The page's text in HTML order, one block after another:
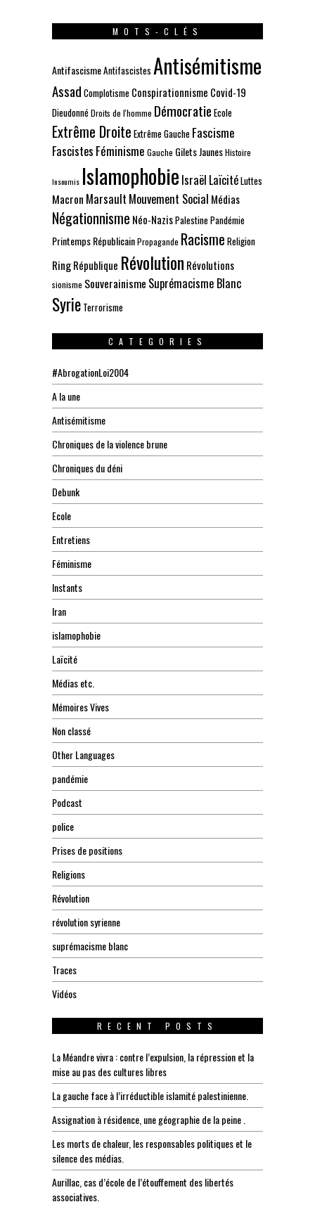
MOTS-CLÉS
AntifascismeAntifascistes Antisémitisme
Assad Complotisme Conspirationnisme Covid-19
DieudonnéDroits de l'homme Démocratie Ecole
Extrême Droite Extrême Gauche Fascisme
Fascistes Féminisme Gauche Gilets JaunesHistoire
Insoumis Islamophobie Israël LaïcitéLuttes
Macron Marsault Mouvement Social Médias
Négationnisme Néo-NazisPalestinePandémie
Printemps RépublicainPropagande Racisme Religion
RingRépublique Révolution Révolutions
sionisme Souverainisme Suprémacisme Blanc
Syrie Terrorisme
CATEGORIES
#AbrogationLoi2004
A la une
Antisémitisme
Chroniques de la violence brune
Chroniques du déni
Debunk
Ecole
Entretiens
Féminisme
Instants
Iran
islamophobie
Laïcité
Médias etc.
Mémoires Vives
Non classé
Other Languages
pandémie
Podcast
police
Prises de positions
Religions
Révolution
révolution syrienne
suprémacisme blanc
Traces
Vidéos
RECENT POSTS
La Méandre vivra : contre l’expulsion, la répression et la
mise au pas des cultures libres
La gauche face à l’irréductible islamité palestinienne.
Assignation à résidence, une géographie de la peine .
Les morts de chaleur, les responsables politiques et le
silence des médias.
Aurillac, cas d’école de l’étouffement des libertés
associatives.